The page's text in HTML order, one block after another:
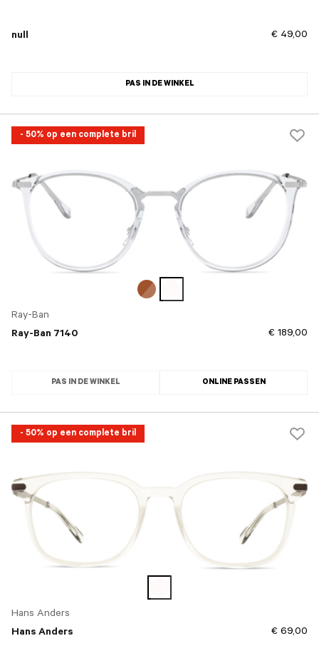
null € 49,00
PAS IN DE WINKEL
- 50% op een complete bril
Ray-Ban
Ray-Ban 7140
€ 189,00
PAS IN DE WINKEL ONLINE PASSEN
- 50% op een complete bril
Hans Anders
Hans Anders
€ 69,00